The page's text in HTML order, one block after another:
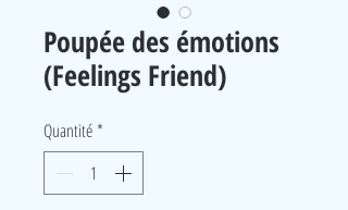
Poupée des émotions
(Feelings Friend)
Quantité *